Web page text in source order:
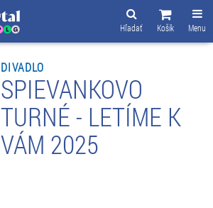
Menu
Košík
Hľadať
DIVADLO
SPIEVANKOVO
TURNÉ - LETÍME K
VÁM 2025